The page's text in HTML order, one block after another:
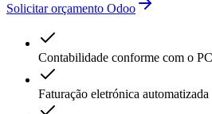
Solicitar orçamento Odoo
Contabilidade conforme com o
Faturação eletrónica automatizada